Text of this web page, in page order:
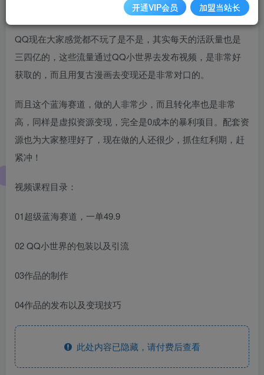
QQ现在大家感觉都不玩了是不是，其实每天的活跃量也是
三四亿的，这些流量通过QQ小世界去发布视频，是非常好
获取的，而且用复古漫画去变现还是非常对口的。
而且这个蓝海赛道，做的人非常少，而且转化率也是非常
高，同样是虚拟资源变现，完全是0成本的暴利项目。配套资
源也为大家整理好了，现在做的人还很少，抓住红利期，赶
紧冲！
视频课程目录：
01超级蓝海赛道，一单49.9
02 QQ小世界的包装以及引流
03作品的制作
04作品的发布以及变现技巧
此处内容已隐藏，请付费后查看
开通VIP会员 加盟当站长